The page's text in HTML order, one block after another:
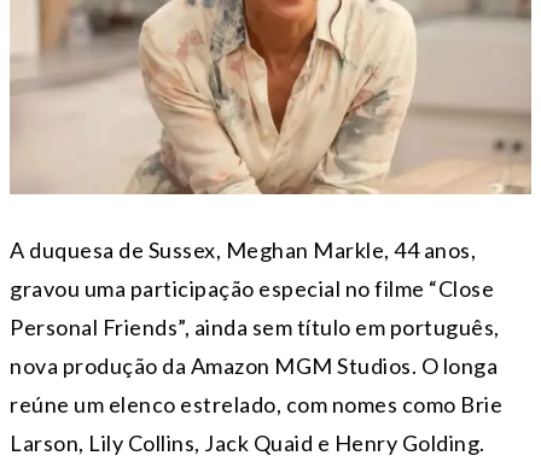
A duquesa de Sussex, Meghan Markle, 44 anos,
gravou uma participação especial no filme “Close
Personal Friends”, ainda sem título em português,
nova produção da Amazon MGM Studios. O longa
reúne um elenco estrelado, com nomes como Brie
Larson, Lily Collins, Jack Quaid e Henry Golding.